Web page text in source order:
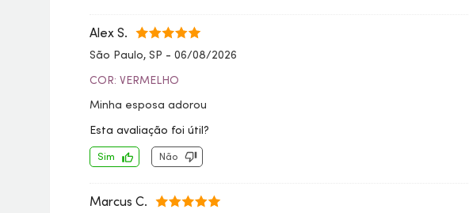
Alex S.
São Paulo, SP - 06/08/2026
COR: VERMELHO
Minha esposa adorou
Esta avaliação foi útil?
Sim Não
Marcus C.